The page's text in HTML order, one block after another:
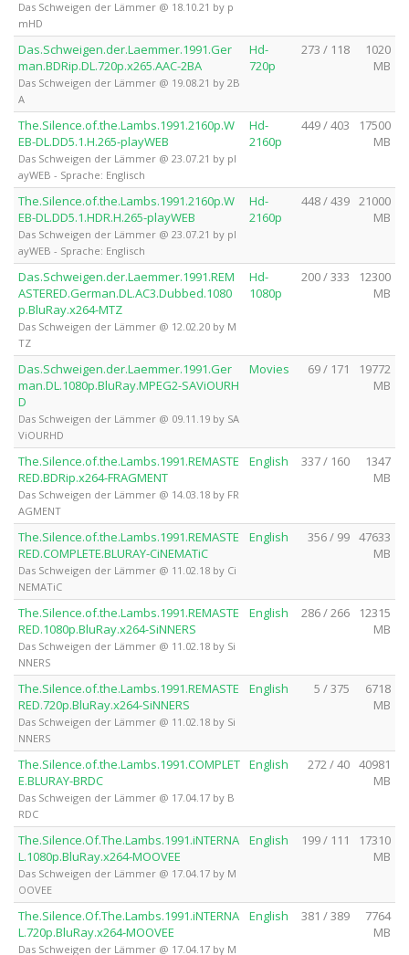
Das Schweigen der Lämmer @ 18.10.21 by p
mHD
Das.Schweigen.der.Laemmer.1991.Ger
man.BDRip.DL.720p.x265.AAC-2BA
Das Schweigen der Lämmer @ 19.08.21 by 2B
A
Hd-
720p
273 / 118
1020
MB
The.Silence.of.the.Lambs.1991.2160p.W
EB-DL.DD5.1.H.265-playWEB
Das Schweigen der Lämmer @ 23.07.21 by pl
ayWEB - Sprache: Englisch
Hd-
2160p
449 / 403
17500
MB
The.Silence.of.the.Lambs.1991.2160p.W
EB-DL.DD5.1.HDR.H.265-playWEB
Das Schweigen der Lämmer @ 23.07.21 by pl
ayWEB - Sprache: Englisch
Hd-
2160p
448 / 439 21000
MB
Das.Schweigen.der.Laemmer.1991.REM
ASTERED.German.DL.AC3.Dubbed.1080
p.BluRay.x264-MTZ
Das Schweigen der Lämmer @ 12.02.20 by M
TZ
Hd-
1080p
200 / 333
12300
MB
Das.Schweigen.der.Laemmer.1991.Ger
man.DL.1080p.BluRay.MPEG2-SAViOURH
D
Das Schweigen der Lämmer @ 09.11.19 by SA
ViOURHD
Movies 69 / 171
19772
MB
The.Silence.of.the.Lambs.1991.REMASTE
RED.BDRip.x264-FRAGMENT
Das Schweigen der Lämmer @ 14.03.18 by FR
AGMENT
English 337 / 160
1347
MB
The.Silence.of.the.Lambs.1991.REMASTE
RED.COMPLETE.BLURAY-CiNEMATiC
Das Schweigen der Lämmer @ 11.02.18 by Ci
NEMATiC
English 356 / 99 47633
MB
The.Silence.of.the.Lambs.1991.REMASTE
RED.1080p.BluRay.x264-SiNNERS
Das Schweigen der Lämmer @ 11.02.18 by Si
NNERS
English 286 / 266
12315
MB
The.Silence.of.the.Lambs.1991.REMASTE
RED.720p.BluRay.x264-SiNNERS
Das Schweigen der Lämmer @ 11.02.18 by Si
NNERS
English 5 / 375
6718
MB
The.Silence.of.the.Lambs.1991.COMPLET
E.BLURAY-BRDC
Das Schweigen der Lämmer @ 17.04.17 by B
RDC
English 272 / 40 40981
MB
The.Silence.Of.The.Lambs.1991.iNTERNA
L.1080p.BluRay.x264-MOOVEE
Das Schweigen der Lämmer @ 17.04.17 by M
OOVEE
English 199 / 111
17310
MB
The.Silence.Of.The.Lambs.1991.iNTERNA
L.720p.BluRay.x264-MOOVEE
Das Schweigen der Lämmer @ 17.04.17 by M
English 381 / 389
7764
MB